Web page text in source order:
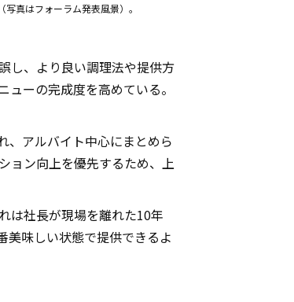
真はフォーラム発表風景）。
し、より良い調理法や提供方
ーの完成度を高めている。
、アルバイト中心にまとめら
ョン向上を優先するため、上
は社長が現場を離れた10年
美味しい状態で提供できるよ